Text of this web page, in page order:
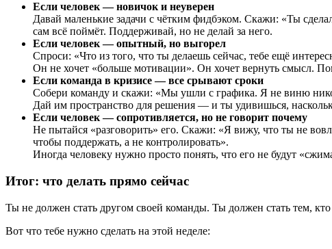
Если человек — новичок и неуверен
Давай маленькие задачи с чётким фидбэком. Скажи: «Ты
сам всё поймёт. Поддерживай, но не делай за него.
Если человек — опытный, но выгорел
Спроси: «Что из того, что ты делаешь сейчас, тебе ещё
Он не хочет «больше мотивации». Он хочет вернуть смысл.
Если команда в кризисе — все срывают сроки
Собери команду и скажи: «Мы ушли с графика. Я не виню
Дай им пространство для решения — и ты удивишься,
Если человек — сопротивляется, но не говорит почему
Не пытайся «разговорить» его. Скажи: «Я вижу, что ты не
чтобы поддержать, а не контролировать».
Иногда человеку нужно просто понять, что его не будут
Итог: что делать прямо сейчас
Ты не должен стать другом своей команды. Ты должен стать тем, кто
Вот что тебе нужно сделать на этой неделе: